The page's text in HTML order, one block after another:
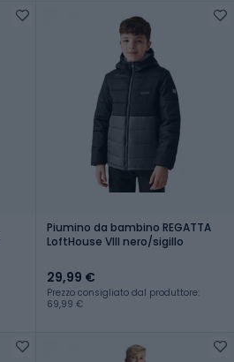
Piumino da bambino REGATTA
LoftHouse VIII nero/sigillo
29,99 €
Prezzo consigliato dal produttore:
69,99 €